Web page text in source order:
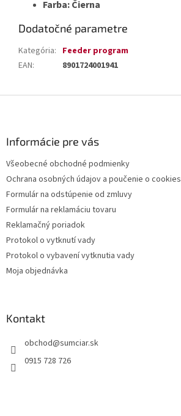
Farba: Čierna
Dodatočné parametre
Kategória: Feeder program
EAN: 8901724001941
Informácie pre vás
Všeobecné obchodné podmienky
Ochrana osobných údajov a poučenie o cookies
Formulár na odstúpenie od zmluvy
Formulár na reklamáciu tovaru
Reklamačný poriadok
Protokol o vytknutí vady
Protokol o vybavení vytknutia vady
Moja objednávka
Kontakt
obchod@sumciar.sk
0915 728 726